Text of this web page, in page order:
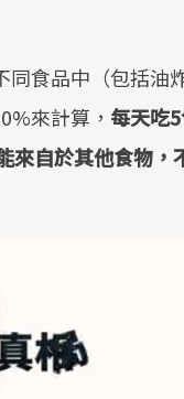
食品中（包括油
來計算， 每天吃5
來自於其他食物，